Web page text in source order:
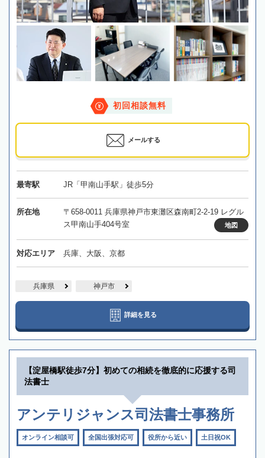
初回相談無料
メールする
最寄駅 JR「甲南山手駅」徒歩5分
所在地
〒658-0011 兵庫県神戸市東灘区森南町2-2-19 レグル
ス甲南山手404号室
地図
対応エリア 兵庫、大阪、京都
兵庫県 神戸市
詳細を見る
【淀屋橋駅徒歩7分】初めての相続を徹底的に応援する司
法書士
アンテリジャンス司法書士事務所
オンライン相談可 全国出張対応可 役所から近い 土日祝OK